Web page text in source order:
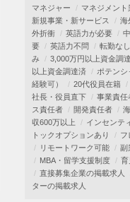
マネジャー
マネジメント
新規事業・新サービス
海
外折衝
英語力が必要
要
英語力不問 転勤なし
み
3,000万円以上資金調
以上資金調達済
ポテン
経験可）
20代役員在籍
社長・役員直下
事業責任
ス責任者
開発責任者
収600万以上
インセンテ
トックオプションあり
フ
リモートワーク可能
副
MBA・留学支援制度
育
直接募集企業の掲載求人
ターの掲載求人